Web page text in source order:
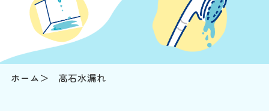
ホーム 高石水漏れ